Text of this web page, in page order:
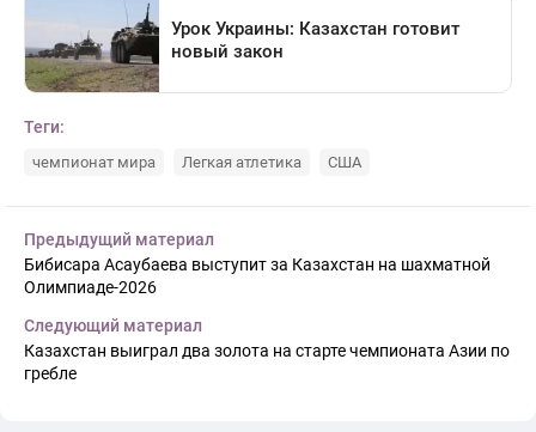
Теги:
чемпионат мира Легкая атлетика США
Предыдущий материал
Бибисара Асаубаева выступит за Казахстан на шахматной
Олимпиаде-2026
Следующий материал
Казахстан выиграл два золота на старте чемпионата Азии по
гребле